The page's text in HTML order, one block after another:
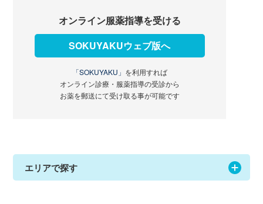
オンライン服薬指導を受ける
SOKUYAKUウェブ版へ
「SOKUYAKU」 を利用すれば
オンライン診療・服薬指導の受診から
お薬を郵送にて受け取る事が可能です
エリアで探す